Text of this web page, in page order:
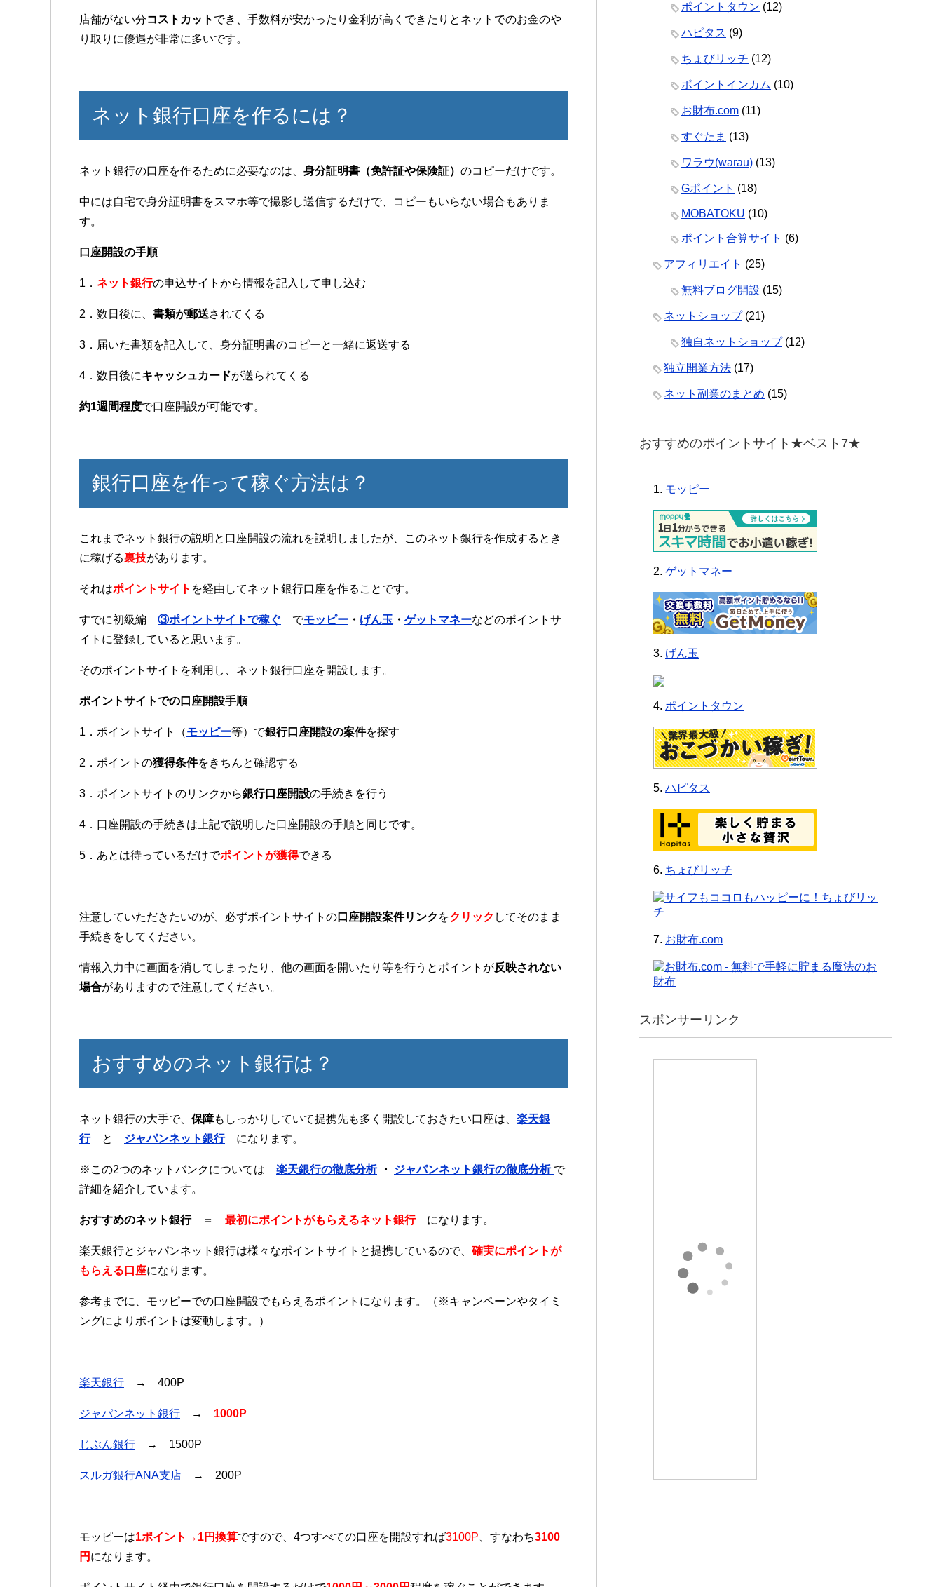
店舗がない分コストカット でき、手数料が安かったり金利が高くできたりとネットでのお金のや
り取りに優遇が非常に多いです。
ネット銀行口座を作るには？
ネット銀行の口座を作るために必要なのは、 身分証明書（免許証や保険証） のコピーだけです。
中には自宅で身分証明書をスマホ等で撮影し送信するだけで、コピーもいらない場合もありま
す。
口座開設の手順
1． ネット銀行の申込サイトから情報を記入して申し込む
2．数日後に、 書類が郵送されてくる
3．届いた書類を記入して、身分証明書のコピーと一緒に返送する
4．数日後にキャッシュカードが送られてくる
約1週間程度で口座開設が可能です。
銀行口座を作って稼ぐ方法は？
これまでネット銀行の説明と口座開設の流れを説明しましたが、このネット銀行を作成するとき
に稼げる裏技があります。
それはポイントサイト を経由してネット銀行口座を作ることです。
すでに初級編 ③ポイントサイトで稼ぐ でモッピー ・ げん玉 ・ ゲットマネーなどのポイントサ
イトに登録していると思います。
そのポイントサイトを利用し、ネット銀行口座を開設します。
ポイントサイトでの口座開設手順
1．ポイントサイト（モッピー等）で銀行口座開設の案件を探す
2．ポイントの獲得条件をきちんと確認する
3．ポイントサイトのリンクから銀行口座開設の手続きを行う
4．口座開設の手続きは上記で説明した口座開設の手順と同じです。
5．あとは待っているだけでポイントが獲得できる
注意していただきたいのが、必ずポイントサイトの口座開設案件リンク をクリック してそのまま
手続きをしてください。
情報入力中に画面を消してしまったり、他の画面を開いたり等を行うとポイントが反映されない
場合がありますので注意してください。
おすすめのネット銀行は？
ネット銀行の大手で、 保障もしっかりしていて提携先も多く開設しておきたい口座は、 楽天銀
行と ジャパンネット銀行になります。
※この2つのネットバンクについては 楽天銀行の徹底分析・ ジャパンネット銀行の徹底分析 で
詳細を紹介しています。
おすすめのネット銀行＝ 最初にポイントがもらえるネット銀行になります。
楽天銀行とジャパンネット銀行は様々なポイントサイトと提携しているので、 確実にポイントが
もらえる口座になります。
参考までに、モッピーでの口座開設でもらえるポイントになります。（※キャンペーンやタイミ
ングによりポイントは変動します。）
楽天銀行 → 400P
ジャパンネット銀行 → 1000P
じぶん銀行 → 1500P
スルガ銀行ANA支店 → 200P
モッピーは1ポイント→1円換算ですので、4つすべての口座を開設すれば3100P 、すなわち3100
円 になります。
ポイントタウン (12)
ハピタス (9)
ちょびリッチ (12)
ポイントインカム (10)
お財布.com (11)
すぐたま (13)
ワラウ(warau) (13)
Gポイント (18)
MOBATOKU (10)
ポイント合算サイト (6)
アフィリエイト (25)
無料ブログ開設 (15)
ネットショップ(21)
独自ネットショップ(12)
独立開業方法 (17)
ネット副業のまとめ (15)
おすすめのポイントサイト★ベスト7★
1. モッピー
2. ゲットマネー
3. げん玉
4. ポイントタウン
5. ハピタス
6. ちょびリッチ
7. お財布.com
スポンサーリンク